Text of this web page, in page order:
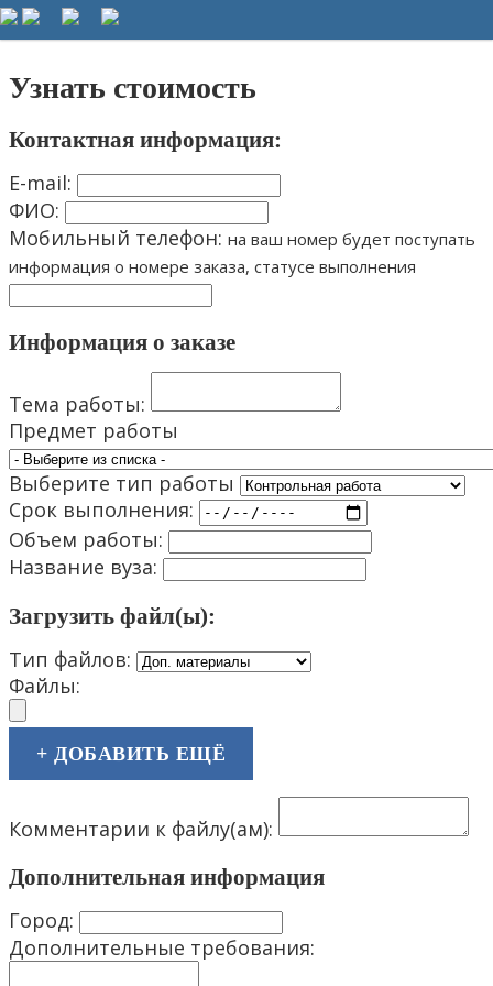
Узнать стоимость
Контактная информация:
E-mail:
ФИО:
Мобильный телефон: на ваш номер будет поступать
информация о номере заказа, статусе выполнения
Информация о заказе
Тема работы:
Предмет работы
Выберите тип работы
Срок выполнения:
Объем работы:
Название вуза:
Загрузить файл(ы):
Тип файлов:
Файлы:
+ ДОБАВИТЬ ЕЩЁ
Комментарии к файлу(ам):
Дополнительная информация
Город:
Дополнительные требования: